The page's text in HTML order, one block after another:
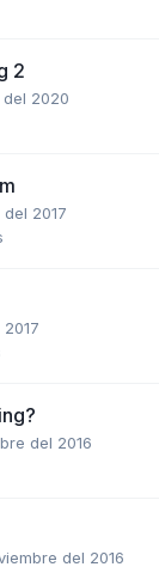
2
2020
2017
del 2016
del 2016